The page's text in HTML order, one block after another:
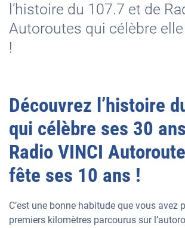
l’histoire du 107.7 et de
Autoroutes qui célèbre
!
Découvrez l’histoire
qui célèbre ses 30
Radio VINCI
fête ses 10 ans !
C’est une bonne habitude que vous avez
premiers kilomètres parcourus sur